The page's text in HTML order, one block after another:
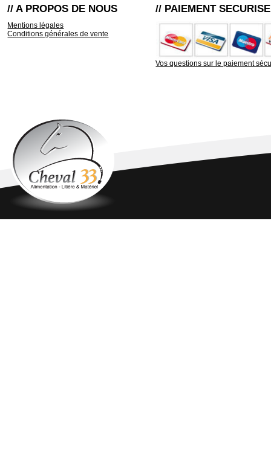
// A PROPOS DE NOUS
Mentions légales
Conditions générales de vente
// PAIEMENT SECURISE
Vos questions sur le paiement